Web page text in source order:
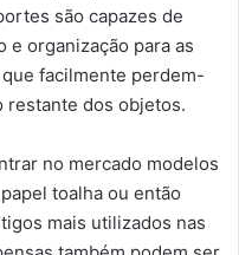
são capazes de
organização para as
facilmente perdem-
restante dos objetos.
no mercado modelos
toalha ou então
mais utilizados nas